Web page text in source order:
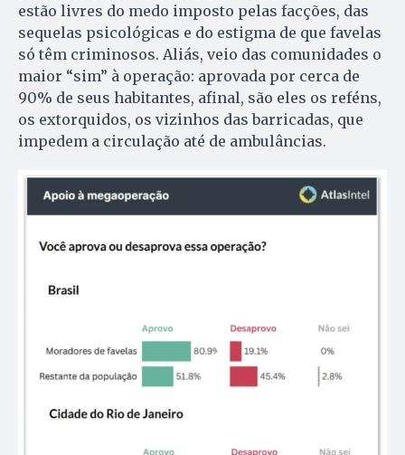
estão livres do medo imposto pelas facções, das
sequelas psicológicas e do estigma de que favelas
só têm criminosos. Aliás, veio das comunidades o
maior “sim” à operação: aprovada por cerca de
90% de seus habitantes, afinal, são eles os reféns,
os extorquidos, os vizinhos das barricadas, que
impedem a circulação até de ambulâncias.